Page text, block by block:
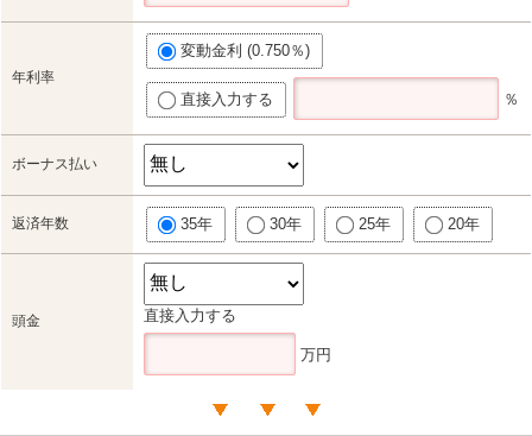
年利率
変動金利 (0.750％)
直接入力する ％
ボーナス払い
返済年数 35年 30年 25年 20年
頭金 直接入力する
万円